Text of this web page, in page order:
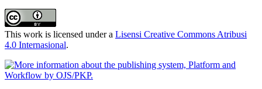
This work is licensed under a Lisensi Creative Commons Atribusi
4.0 Internasional.